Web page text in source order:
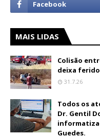
MAIS LIDAS
Colisão
deixa
31.7.26
Todos os
Dr. Gentil
Guedes.